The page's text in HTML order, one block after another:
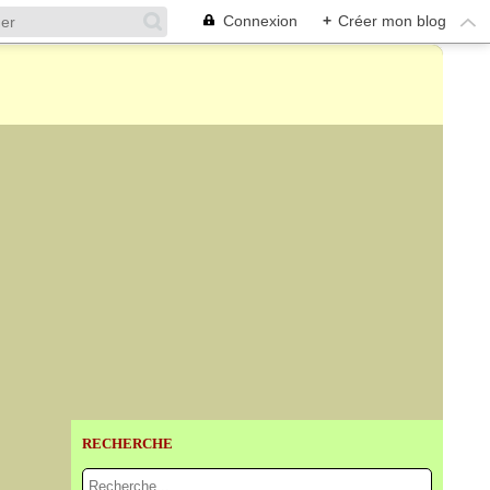
Connexion + Créer mon blog
RECHERCHE